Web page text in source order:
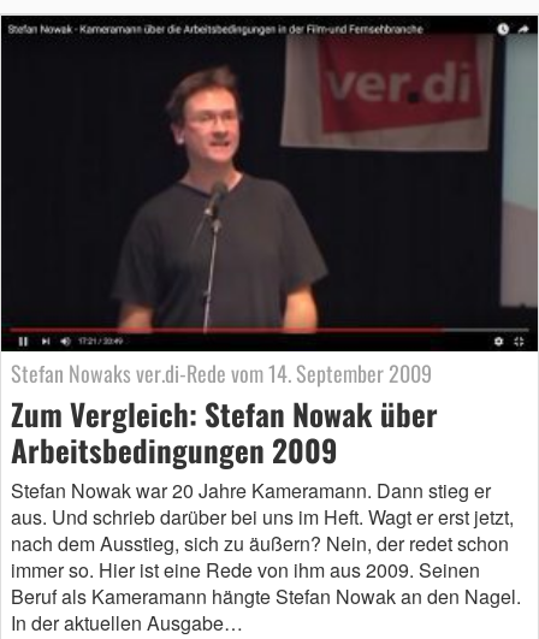
Stefan Nowaks ver.di-Rede vom 14. September 2009
Zum Vergleich: Stefan Nowak über
Arbeitsbedingungen 2009
Stefan Nowak war 20 Jahre Kameramann. Dann stieg er
aus. Und schrieb darüber bei uns im Heft. Wagt er erst jetzt,
nach dem Ausstieg, sich zu äußern? Nein, der redet schon
immer so. Hier ist eine Rede von ihm aus 2009. Seinen
Beruf als Kameramann hängte Stefan Nowak an den Nagel.
In der aktuellen Ausgabe…